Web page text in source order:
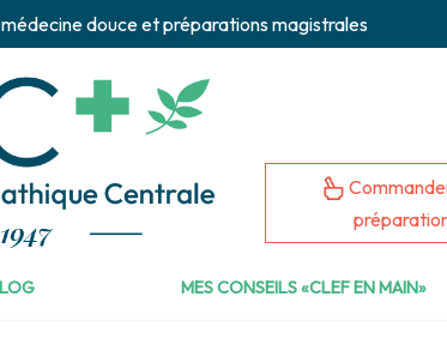
douce et préparations magistrales
MES CONSEILS «CLEF EN MAIN»